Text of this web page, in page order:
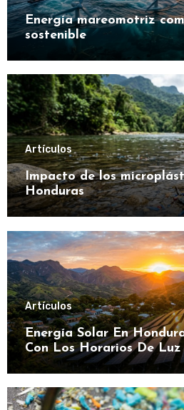
Energía mareomotriz
sostenible
Artículos
Impacto de los
Honduras
Artículos
Energía Solar En
Con Los Horarios De